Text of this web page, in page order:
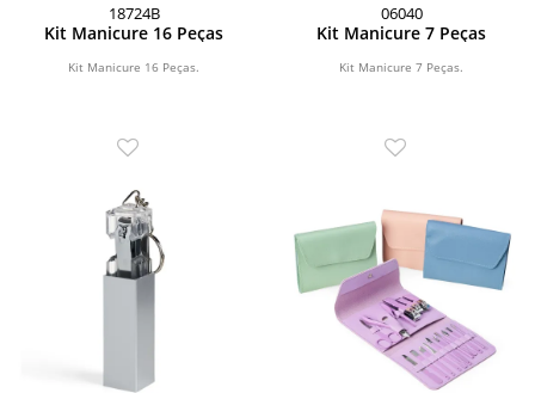
18724B
Kit Manicure 16 Peças
Kit Manicure 16 Peças.
06040
Kit Manicure 7 Peças
Kit Manicure 7 Peças.